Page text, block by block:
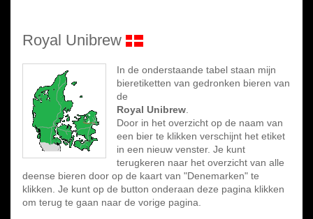
Royal Unibrew
In de onderstaande tabel staan mijn
bieretiketten van gedronken bieren van
de
Royal Unibrew
Door in het overzicht op de naam van
een bier te klikken verschijnt het etiket
in een nieuw venster. Je kunt
terugkeren naar het overzicht van alle
deense bieren door op de kaart van "Denemarken" te
klikken. Je kunt op de button onderaan deze pagina klikken
om terug te gaan naar de vorige pagina.